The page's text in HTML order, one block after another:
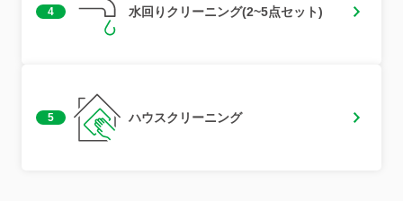
4 水回りクリーニング(2~5点セット)
5 ハウスクリーニング